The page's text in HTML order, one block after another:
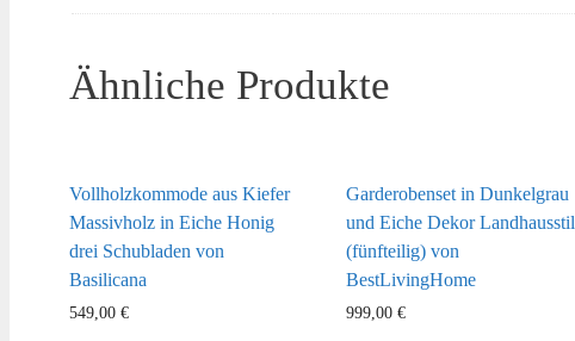
Ähnliche Produkte
Vollholzkommode aus Kiefer
Massivholz in Eiche Honig
drei Schubladen von
Basilicana
549,00 €
Garderobenset in Dunkelgrau
und Eiche Dekor Landhausstil
(fünfteilig) von
BestLivingHome
999,00 €